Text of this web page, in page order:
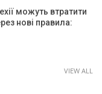
можуть втратити
нові правила:
VIEW ALL